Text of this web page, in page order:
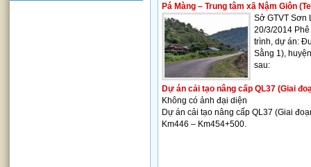
Pá Màng – Trung tâm xã Nậm Giôn
Sở GTVT Sơn
20/3/2014
trình, dự án:
Sằng 1),
sau:
Dự án cải tạo nâng cấp QL37 (Giai
Không có ảnh đại diện
Dự án cải tạo nâng cấp QL37 (Giai
Km446 – Km454+500.